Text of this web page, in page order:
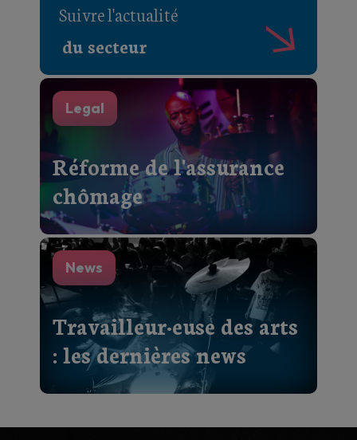
Suivre l'actualité
du secteur
Legal
Réforme de l'assurance
chômage
News
Travailleur·euse des arts
: les dernières news